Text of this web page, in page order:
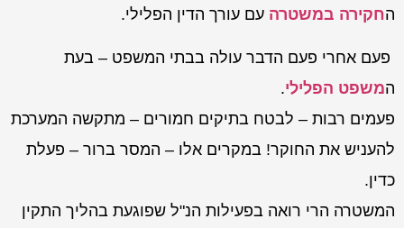
החקירה במשטרה עם עורך הדין הפלילי.
פעם אחרי פעם הדבר עולה בבתי המשפט – בעת
המשפט הפלילי.
פעמים רבות – לבטח בתיקים חמורים – מתקשה המערכת
להעניש את החוקר! במקרים אלו – המסר ברור – פעלת
כדין.
המשטרה הרי רואה בפעילות הנ"ל שפוגעת בהליך התקין